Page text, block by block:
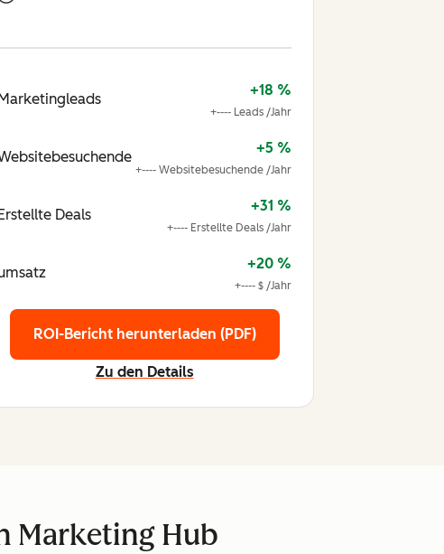
+18 %
+---- Leads /Jahr
+5 %
+---- Websitebesuchende /Jahr
Deals
+31 %
+---- Erstellte Deals /Jahr
+20 %
+---- $ /Jahr
Zu den Details
ROI-Bericht herunterladen (PDF)
Marketing Hub